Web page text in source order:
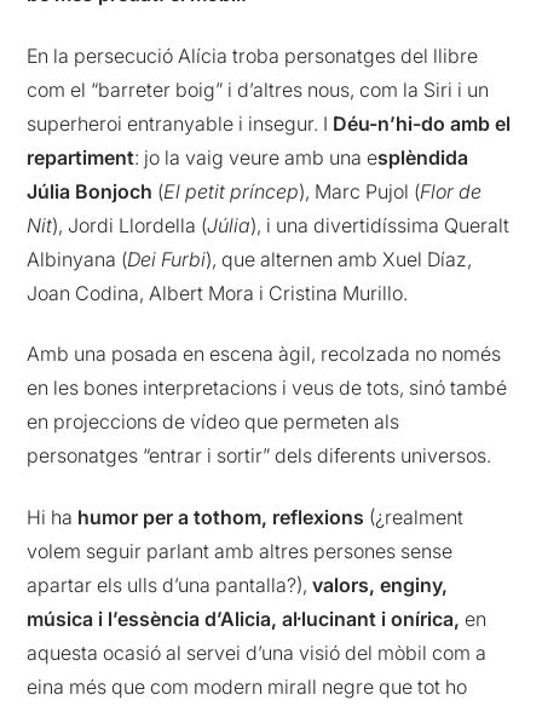
En la persecució Alícia troba personatges del llibre
com el “barreter boig” i d’altres nous, com la Siri i un
superheroi entranyable i insegur. I Déu-n’hi-do amb el
repartiment: jo la vaig veure amb una esplèndida
Júlia Bonjoch (El petit príncep), Marc Pujol (Flor de
Nit), Jordi Llordella (Júlia), i una divertidíssima Queralt
Albinyana (Dei Furbi), que alternen amb Xuel Díaz,
Joan Codina, Albert Mora i Cristina Murillo.
Amb una posada en escena àgil, recolzada no només
en les bones interpretacions i veus de tots, sinó també
en projeccions de vídeo que permeten als
personatges “entrar i sortir” dels diferents universos.
Hi ha humor per a tothom, reflexions (¿realment
volem seguir parlant amb altres persones sense
apartar els ulls d’una pantalla?),valors, enginy,
música i l’essència d’Alicia, al·lucinant i onírica, en
aquesta ocasió al servei d’una visió del mòbil com a
eina més que com modern mirall negre que tot ho